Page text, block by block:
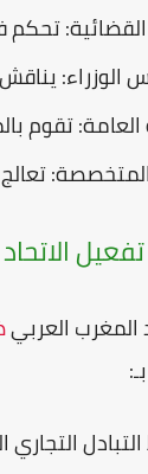
تحكم
الوزراء:
العامة:تقوم
المتخصصة:
المغرب العربي
التبادل التجاري